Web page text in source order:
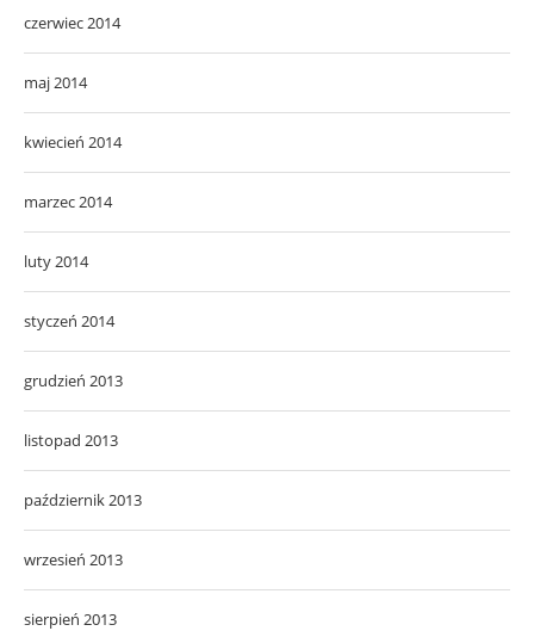
czerwiec 2014
maj 2014
kwiecień 2014
marzec 2014
luty 2014
styczeń 2014
grudzień 2013
listopad 2013
październik 2013
wrzesień 2013
sierpień 2013